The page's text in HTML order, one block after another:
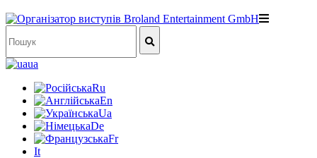
ua
Ru
En
Ua
De
Fr
It